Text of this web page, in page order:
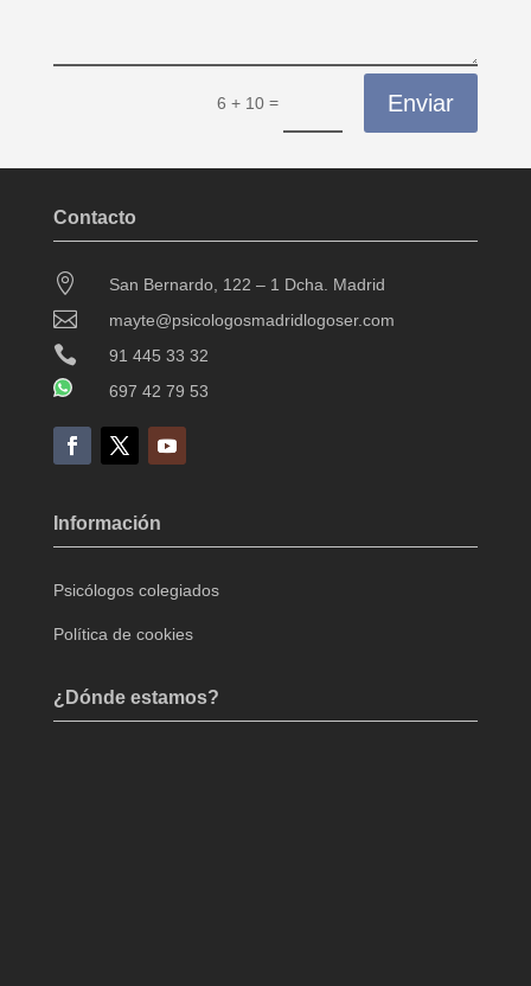
6 + 10 = Enviar
Contacto
 San Bernardo, 122 – 1 Dcha. Madrid
 mayte@psicologosmadridlogoser.com

91 445 33 32
697 42 79 53
Información
Psicólogos colegiados
Política de cookies
¿Dónde estamos?